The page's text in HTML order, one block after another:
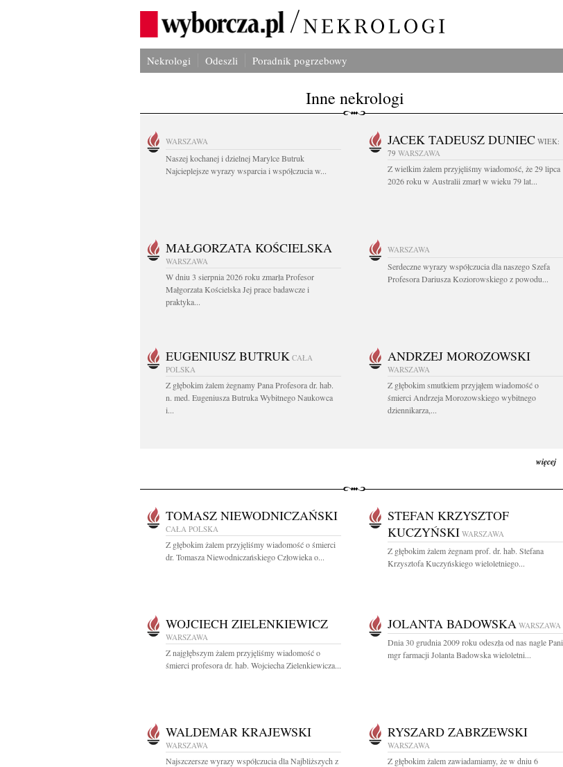
Nekrologi Odeszli Poradnik pogrzebowy
Inne nekrologi
WARSZAWA
Naszej kochanej i dzielnej Marylce Butruk
Najcieplejsze wyrazy wsparcia i współczucia w...
JACEK TADEUSZ DUNIEC WIEK:
79 WARSZAWA
Z wielkim żalem przyjęliśmy wiadomość, że 29 lipca
2026 roku w Australii zmarł w wieku 79 lat...
MAŁGORZATA KOŚCIELSKA
WARSZAWA
W dniu 3 sierpnia 2026 roku zmarła Profesor
Małgorzata Kościelska Jej prace badawcze i
praktyka...
WARSZAWA
Serdeczne wyrazy współczucia dla naszego Szefa
Profesora Dariusza Koziorowskiego z powodu...
EUGENIUSZ BUTRUK CAŁA
POLSKA
Z głębokim żalem żegnamy Pana Profesora dr. hab.
n. med. Eugeniusza Butruka Wybitnego Naukowca
i...
ANDRZEJ MOROZOWSKI
WARSZAWA
Z głębokim smutkiem przyjąłem wiadomość o
śmierci Andrzeja Morozowskiego wybitnego
dziennikarza,...
więcej
TOMASZ NIEWODNICZAŃSKI
CAŁA POLSKA
Z głębokim żalem przyjęliśmy wiadomość o śmierci
dr. Tomasza Niewodniczańskiego Człowieka o...
STEFAN KRZYSZTOF
KUCZYŃSKI WARSZAWA
Z głębokim żalem żegnam prof. dr. hab. Stefana
Krzysztofa Kuczyńskiego wieloletniego...
WOJCIECH ZIELENKIEWICZ
WARSZAWA
Z najgłębszym żalem przyjęliśmy wiadomość o
śmierci profesora dr. hab. Wojciecha Zielenkiewicza...
JOLANTA BADOWSKA WARSZAWA
Dnia 30 grudnia 2009 roku odeszła od nas nagle Pani
mgr farmacji Jolanta Badowska wieloletni...
WALDEMAR KRAJEWSKI
WARSZAWA
Najszczersze wyrazy współczucia dla Najbliższych z
RYSZARD ZABRZEWSKI
WARSZAWA
Z głębokim żalem zawiadamiamy, że w dniu 6